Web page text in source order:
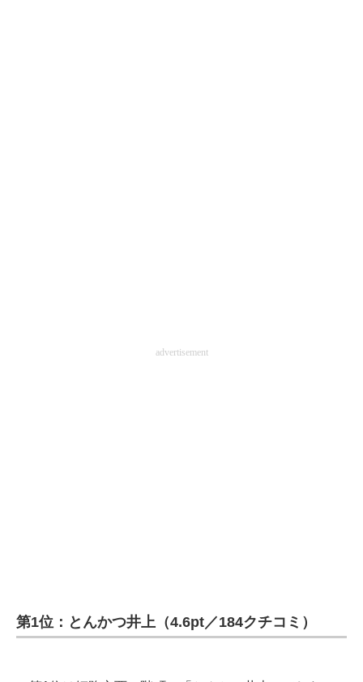
advertisement
第1位：とんかつ井上（4.6pt／184クチコミ）